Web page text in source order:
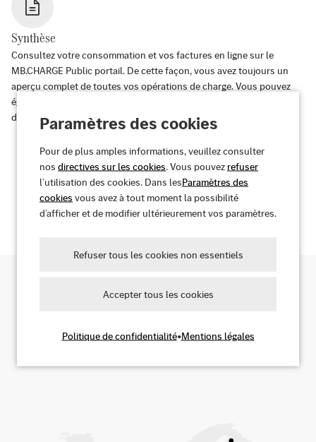
Synthèse
Consultez votre consommation et vos factures en ligne sur le
MB.CHARGE Public portail. De cette façon, vous avez toujours un
aperçu complet de toutes vos opérations de charge. Vous pouvez
également réserver et gérer facilement vos contrats depuis votre
domicile.
Découvrez vos avantages
Paramètres des cookies
Pour de plus amples informations, veuillez consulter
nos directives sur les cookies. Vous pouvez refuser
l’utilisation des cookies. Dans lesParamètres des
cookies vous avez à tout moment la possibilité
d’afficher et de modifier ultérieurement vos paramètres.
Refuser tous les cookies non essentiels
Accepter tous les cookies
Politique de confidentialité•Mentions légales